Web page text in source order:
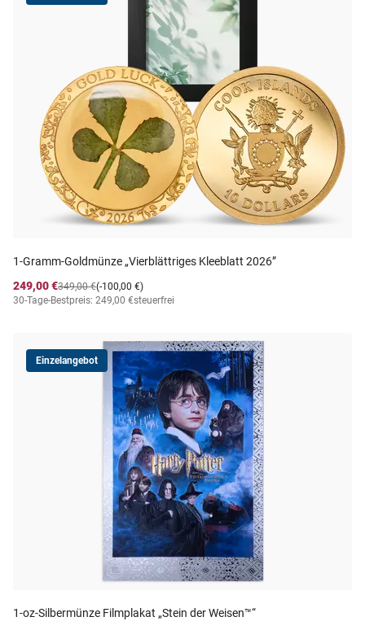
1-Gramm-Goldmünze „Vierblättriges Kleeblatt 2026”
249,00 €
(-100,00 €)
349,00 €
30-Tage-Bestpreis: 249,00 €steuerfrei
Einzelangebot
1-oz-Silbermünze Filmplakat „Stein der Weisen™“